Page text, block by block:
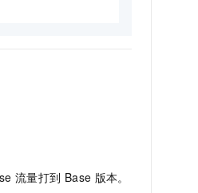
流量打到 Base 版本。